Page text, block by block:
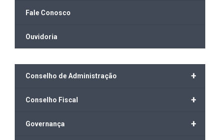
Fale Conosco
Ouvidoria
+
Conselho de Administração
+
Conselho Fiscal
+
Governança